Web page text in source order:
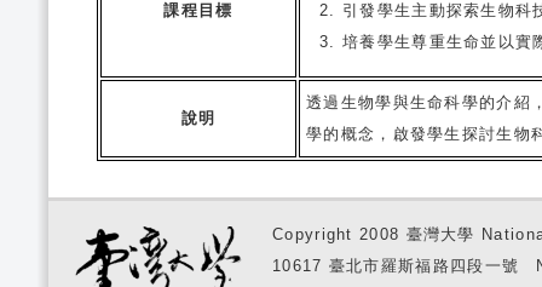
課程目標
引發學生主動探索生物科
培養學生尊重生命並以實
說明
透過生物學與生命科學的介紹
學的概念，啟發學生探討生物
Copyright 2008 臺灣大學
10617 臺北市羅斯福路四段一